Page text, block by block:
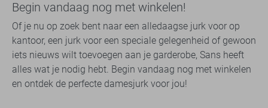
Begin vandaag nog met winkelen!
Of je nu op zoek bent naar een alledaagse jurk voor op
kantoor, een jurk voor een speciale gelegenheid of gewoon
iets nieuws wilt toevoegen aan je garderobe, Sans heeft
alles wat je nodig hebt. Begin vandaag nog met winkelen
en ontdek de perfecte damesjurk voor jou!